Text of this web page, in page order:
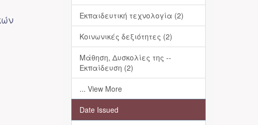
Εκπαιδευτική τεχνολογία (2)
Κοινωνικές δεξιότητες (2)
Μάθηση, Δυσκολίες της --
Εκπαίδευση (2)
... View More
Date Issued